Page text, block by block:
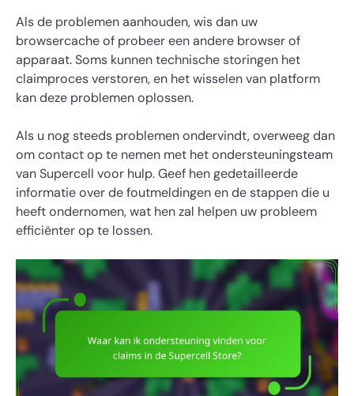
Als de problemen aanhouden, wis dan uw
browsercache of probeer een andere browser of
apparaat. Soms kunnen technische storingen het
claimproces verstoren, en het wisselen van platform
kan deze problemen oplossen.
Als u nog steeds problemen ondervindt, overweeg dan
om contact op te nemen met het ondersteuningsteam
van Supercell voor hulp. Geef hen gedetailleerde
informatie over de foutmeldingen en de stappen die u
heeft ondernomen, wat hen zal helpen uw probleem
efficiënter op te lossen.